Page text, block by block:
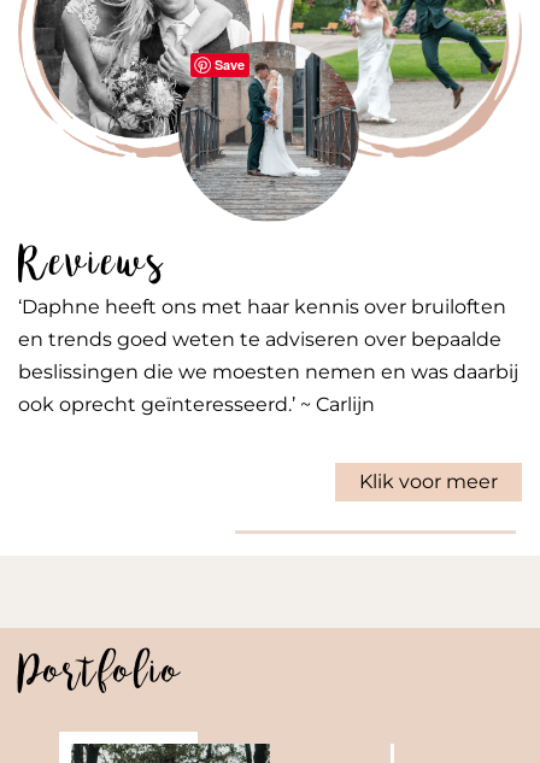
Reviews
‘Daphne heeft ons met haar kennis over bruiloften
en trends goed weten te adviseren over bepaalde
beslissingen die we moesten nemen en was daarbij
ook oprecht geïnteresseerd.’ ~ Carlijn
Klik voor meer
Portfolio
Save